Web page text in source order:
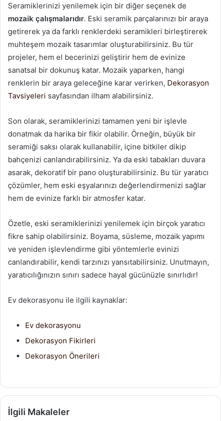
Seramiklerinizi yenilemek için bir diğer seçenek de
mozaik çalışmalarıdır. Eski seramik parçalarınızı bir araya
getirerek ya da farklı renklerdeki seramikleri birleştirerek
muhteşem mozaik tasarımlar oluşturabilirsiniz. Bu tür
projeler, hem el becerinizi geliştirir hem de evinize
sanatsal bir dokunuş katar. Mozaik yaparken, hangi
renklerin bir araya geleceğine karar verirken, Dekorasyon
Tavsiyeleri sayfasından ilham alabilirsiniz.
Son olarak, seramiklerinizi tamamen yeni bir işlevle
donatmak da harika bir fikir olabilir. Örneğin, büyük bir
seramiği saksı olarak kullanabilir, içine bitkiler dikip
bahçenizi canlandırabilirsiniz. Ya da eski tabakları duvara
asarak, dekoratif bir pano oluşturabilirsiniz. Bu tür yaratıcı
çözümler, hem eski eşyalarınızı değerlendirmenizi sağlar
hem de evinize farklı bir atmosfer katar.
Özetle, eski seramiklerinizi yenilemek için birçok yaratıcı
fikre sahip olabilirsiniz. Boyama, süsleme, mozaik yapımı
ve yeniden işlevlendirme gibi yöntemlerle evinizi
canlandırabilir, kendi tarzınızı yansıtabilirsiniz. Unutmayın,
yaratıcılığınızın sınırı sadece hayal gücünüzle sınırlıdır!
Ev dekorasyonu ile ilgili kaynaklar:
Ev dekorasyonu
Dekorasyon Fikirleri
Dekorasyon Önerileri
İlgili Makaleler